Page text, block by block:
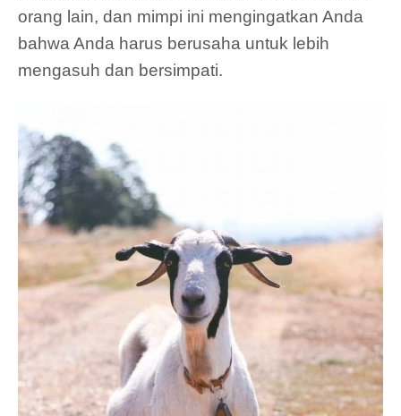
orang lain, dan mimpi ini mengingatkan Anda
bahwa Anda harus berusaha untuk lebih
mengasuh dan bersimpati.